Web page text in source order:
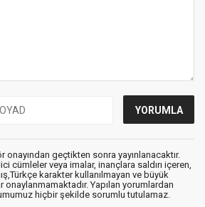
onayından geçtikten sonra yayınlanacaktır.
cümleler veya imalar, inançlara saldırı içeren,
karakter kullanılmayan ve büyük
onaylanmamaktadır. Yapılan yorumlardan
hiçbir şekilde sorumlu tutulamaz.